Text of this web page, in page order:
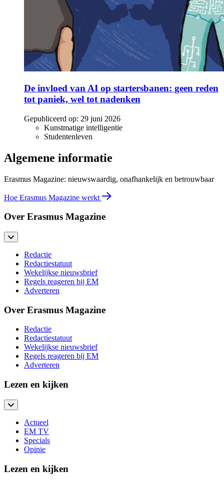
De invloed van AI op startersbanen: geen reden
tot paniek, wel tot nadenken
Gepubliceerd op: 29 juni 2026
Kunstmatige intelligentie
Studentenleven
Algemene informatie
Erasmus Magazine: nieuwswaardig, onafhankelijk en betrouwbaar
Hoe Erasmus Magazine werkt
Over Erasmus Magazine
Redactie
Redactiestatuut
Wekelijkse nieuwsbrief
Regels reageren bij EM
Adverteren
Over Erasmus Magazine
Redactie
Redactiestatuut
Wekelijkse nieuwsbrief
Regels reageren bij EM
Adverteren
Lezen en kijken
Actueel
EM TV
Specials
Opinie
Lezen en kijken